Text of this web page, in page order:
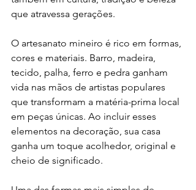
que atravessa gerações.
O artesanato mineiro é rico em formas,
cores e materiais. Barro, madeira,
tecido, palha, ferro e pedra ganham
vida nas mãos de artistas populares
que transformam a matéria-prima local
em peças únicas. Ao incluir esses
elementos na decoração, sua casa
ganha um toque acolhedor, original e
cheio de significado.